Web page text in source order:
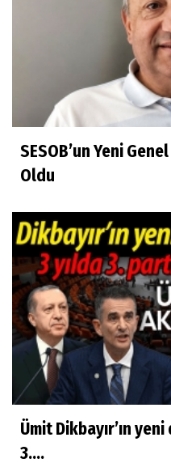
SESOB’un Yeni
Oldu
Ümit Dikbayır’ın
3....